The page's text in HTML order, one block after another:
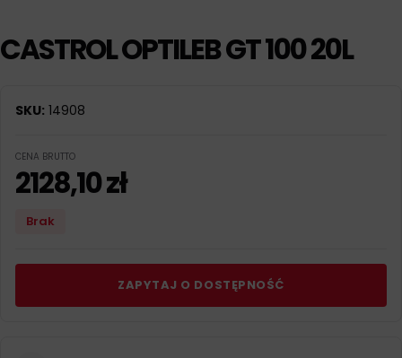
CASTROL OPTILEB GT 100 20L
SKU: 14908
CENA BRUTTO
2128,10zł
Brak
ZAPYTAJ O DOSTĘPNOŚĆ